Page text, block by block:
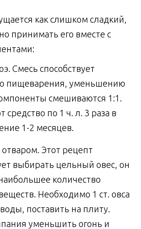
как слишком сладкий,
принимать его вместе с
Смесь способствует
пищеварения, уменьшению
смешиваются 1:1.
по 1 ч. л. 3 раза в
1-2 месяцев.
Этот рецепт
выбирать цельный овес, он
количество
Необходимо 1 ст. овса
поставить на плиту.
уменьшить огонь и